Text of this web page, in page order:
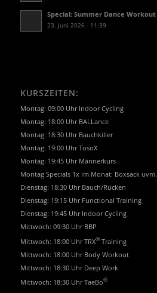
Special: Summer Dance Workout
23. Juni 2026 - 11:39
KURSZEITEN:
Montag: 09:00 Uhr Indoor Cycling
Montag: 18:00 Uhr BALLance
Montag: 18:30 Uhr Bauchkiller
Montag: 19:00 Uhr TosoX
Montag: 19:45 Uhr Männerkurs
Montag Specials 1x im Monat: Boxsack uvm.
Dienstag: 18:30 Uhr Bauch/Rücken
Dienstag: 19:15 Uhr Functional Training
Dienstag: 19:45 Uhr Indoor Cycling
Mittwoch: 09:30 Uhr BBP
Mittwoch: 18:00 Uhr TRX®Training
Mittwoch: 18:00 Uhr Body Workout
Mittwoch: 18:30 Uhr Deep Work
Mittwoch: 18:30 Uhr TaeBo®